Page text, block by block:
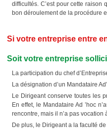
difficultés. C’est pour cette
bon déroulement de la procédure
Si votre entreprise entre
Soit votre entreprise
La participation du chef
La désignation d’un Mandataire
Le Dirigeant conserve toutes les
En effet, le Mandataire Ad ’hoc
rencontre, mais il n’a pas
De plus, le Dirigeant a la faculté